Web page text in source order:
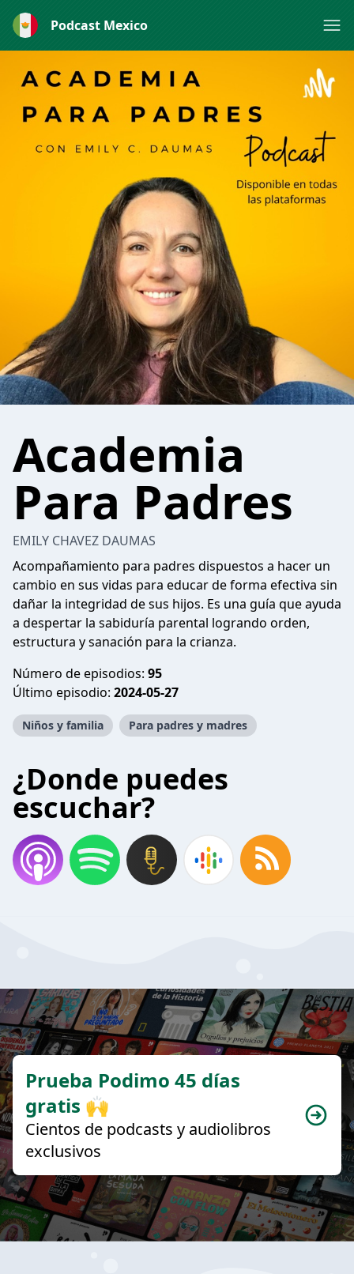
Podcast Mexico
Academia
Para Padres
EMILY CHAVEZ DAUMAS
Acompañamiento para padres dispuestos a hacer un
cambio en sus vidas para educar de forma efectiva sin
dañar la integridad de sus hijos. Es una guía que ayuda
a despertar la sabiduría parental logrando orden,
estructura y sanación para la crianza.
Número de episodios: 95
Último episodio: 2024-05-27
Niños y familia Para padres y madres
¿Donde puedes
escuchar?
Prueba Podimo 45 días
gratis 🙌
Cientos de podcasts y audiolibros
exclusivos